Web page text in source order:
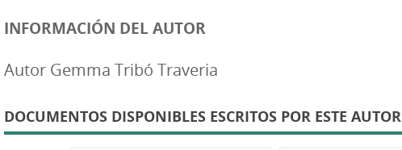
INFORMACIÓN DEL AUTOR
Autor Gemma Tribó Traveria
DOCUMENTOS DISPONIBLES ESCRITOS POR ESTE AUTOR